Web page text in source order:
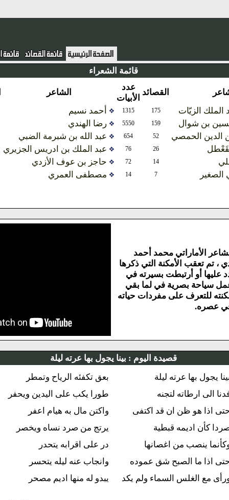
القصائد الشاعر القصائد
175
1315 أحمد نسيم
159
5550 رضا الهندي
52
654 عبد الله بن شبرمة الضبي 38
66
26
عبد الملك بن ادريس الجزيري 16
305
حاجز بن عوف الأزدي 14
7
مصطفى العمري 6
أحمد
التي ذكرها
بسيرته في
في لما بقي
مفردات حياته
بينا يجول بها عرته ليلة
ليلة
بعق تكفئه الرياح وتمطر
طورا يكب على اليدين ويحفر
قد اكتفى
واكتن مال به هيام اعفر
يرتج من صرد نساه ويخصر
در على اقرابه يتحدر
شق عموده
وانجاب عنه ليله يتحسر
ولم يكد
يبدو له منها اديم مصحر